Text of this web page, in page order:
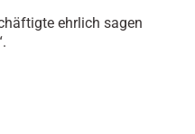
ehrlich sagen